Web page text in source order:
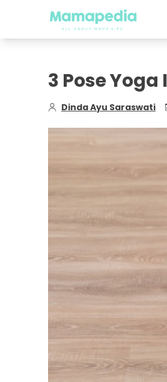
3 Pose
Dinda Ayu Saraswati